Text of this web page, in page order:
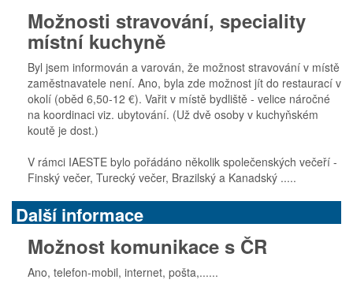
Možnosti stravování, speciality
místní kuchyně
Byl jsem informován a varován, že možnost stravování v místě
zaměstnavatele není. Ano, byla zde možnost jít do restaurací v
okolí (oběd 6,50-12 €). Vařit v místě bydliště - velice náročné
na koordinaci viz. ubytování. (Už dvě osoby v kuchyňském
koutě je dost.)
V rámci IAESTE bylo pořádáno několik společenských večeří -
Finský večer, Turecký večer, Brazilský a Kanadský .....
Další informace
Možnost komunikace s ČR
Ano, telefon-mobil, internet, pošta,......